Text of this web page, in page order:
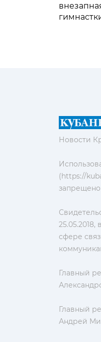
Новости
(https://
запрещено
сфере
Главный
Главный
Андрей